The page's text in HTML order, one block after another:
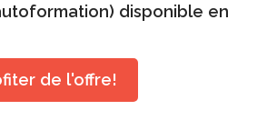
disponible en
de l'offre!